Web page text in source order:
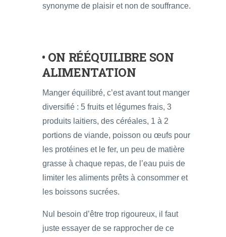
synonyme de plaisir et non de souffrance.
• ON RÉÉQUILIBRE SON
ALIMENTATION
Manger équilibré, c’est avant tout manger
diversifié : 5 fruits et légumes frais, 3
produits laitiers, des céréales, 1 à 2
portions de viande, poisson ou œufs pour
les protéines et le fer, un peu de matière
grasse à chaque repas, de l’eau puis de
limiter les aliments prêts à consommer et
les boissons sucrées.
Nul besoin d’être trop rigoureux, il faut
juste essayer de se rapprocher de ce